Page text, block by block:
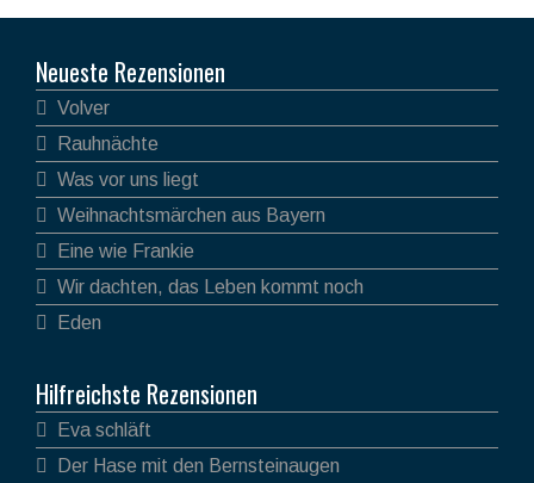
Neueste Rezensionen
Volver
Rauhnächte
Was vor uns liegt
Weihnachtsmärchen aus Bayern
Eine wie Frankie
Wir dachten, das Leben kommt noch
Eden
Hilfreichste Rezensionen
Eva schläft
Der Hase mit den Bernsteinaugen